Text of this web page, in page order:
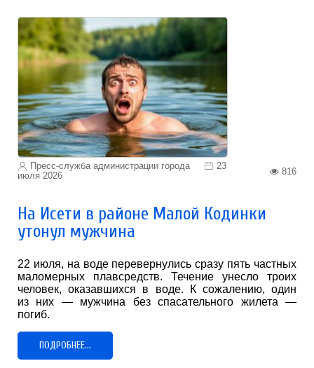
Пресс-служба администрации города
23
июля 2026
816
На Исети в районе Малой Кодинки
утонул мужчина
22 июля, на воде перевернулись сразу пять частных
маломерных плавсредств. Течение унесло троих
человек, оказавшихся в воде. К сожалению, один
из них — мужчина без спасательного жилета —
погиб.
ПОДРОБНЕЕ...